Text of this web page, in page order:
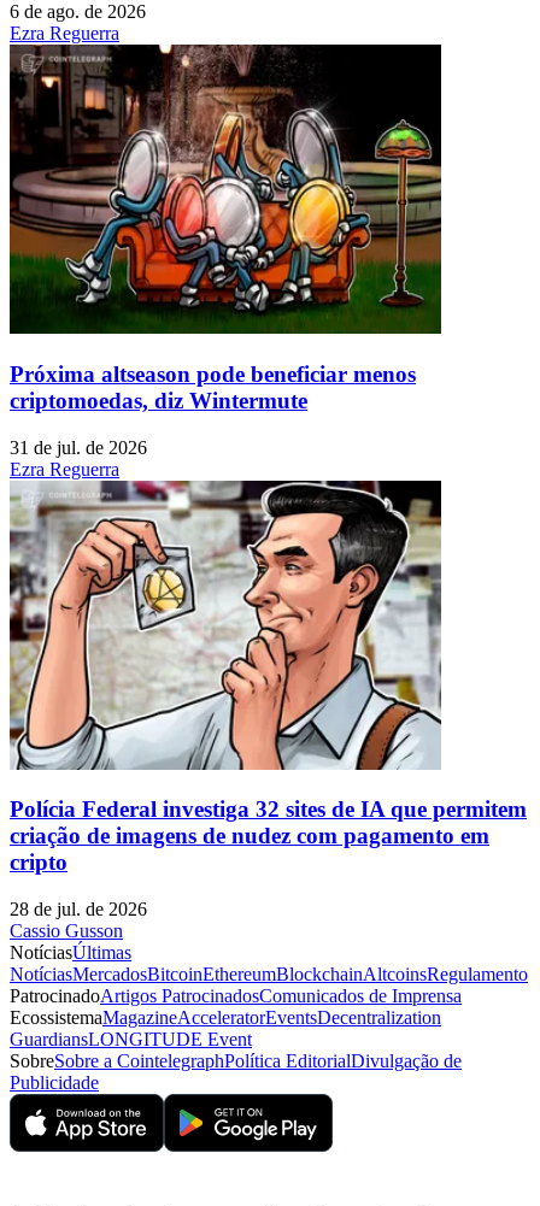
6 de ago. de 2026
Ezra Reguerra
Próxima altseason pode beneficiar menos
criptomoedas, diz Wintermute
31 de jul. de 2026
Ezra Reguerra
Polícia Federal investiga 32 sites de IA que permitem
criação de imagens de nudez com pagamento em
cripto
28 de jul. de 2026
Cassio Gusson
NotíciasÚltimas
NotíciasMercadosBitcoinEthereumBlockchainAltcoinsRegulamento
PatrocinadoArtigos PatrocinadosComunicados de Imprensa
EcossistemaMagazineAcceleratorEventsDecentralization
GuardiansLONGITUDE Event
SobreSobre a CointelegraphPolítica EditorialDivulgação de
Publicidade